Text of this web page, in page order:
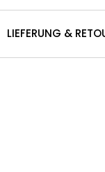
LIEFERUNG &